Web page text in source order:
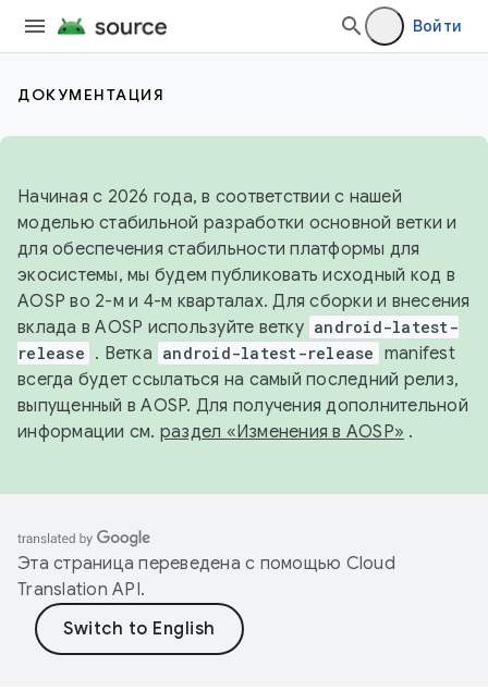
Войти
ДОКУМЕНТАЦИЯ
Начиная с 2026 года, в соответствии с нашей
моделью стабильной разработки основной ветки и
для обеспечения стабильности платформы для
экосистемы, мы будем публиковать исходный код в
AOSP во 2-м и 4-м кварталах. Для сборки и внесения
вклада в AOSP используйте ветку android-latest-
release . Ветка android-latest-release manifest
всегда будет ссылаться на самый последний релиз,
выпущенный в AOSP. Для получения дополнительной
информации см. раздел «Изменения в AOSP» .
Эта страница переведена с помощью Cloud
Translation API.